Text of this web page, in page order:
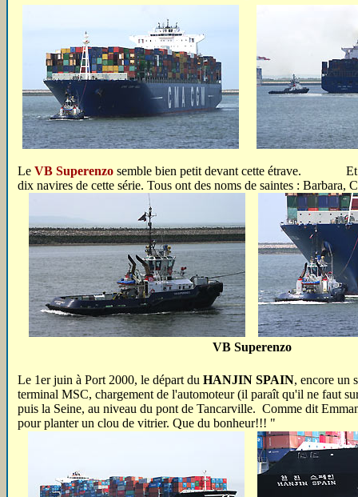
Le VB Superenzo semble bien petit devant cette étrave. Et
dix navires de cette série. Tous ont des noms de saintes :
VB Superenzo
Le 1er juin à Port 2000, le départ du HANJIN SPAIN, encore un
terminal MSC, chargement de l'automoteur (il paraît qu'il ne faut
puis la Seine, au niveau du pont de Tancarville. Comme dit
pour planter un clou de vitrier. Que du bonheur!!! "